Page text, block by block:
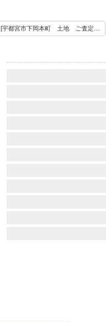
[宇都宮市下岡本町 土地 ご査定依頼を承りました。] 次の記事 ＞